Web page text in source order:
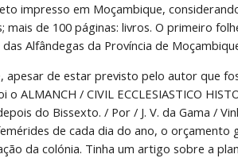
impresso em Moçambique,
mais de 100 páginas: livros. O primeiro
Alfândegas da Província de
de estar previsto pelo autor que
ALMANCH / CIVIL ECCLESIASTICO
do Bissexto. / Por / J. V. da Gama /
de cada dia do ano, o
da colónia. Tinha um artigo sobre a